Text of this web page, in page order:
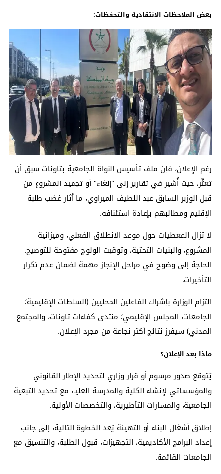
بعض الملاحظات الانتقادية والتحفظات:
رغم الإعلان، فإن ملف تأسيس النواة الجامعية بتاونات سبق أن
تعثّر، حيث أُشير في تقارير إلى “إلغاء” أو تجميد المشروع من
قبل الوزير السابق عبد اللطيف الميراوي، ما أثار غضب طلبة
الإقليم ومطالبهم بإعادة استئنافه.
لا تزال المعطيات حول موعد الانطلاق الفعلي، وميزانية
المشروع، والبنيات التحتية، وتوقيت الولوج مفتوحة للتوضيح.
الحاجة إلى وضوح في مراحل الإنجاز مهمة لضمان عدم تكرار
التأخيرات.
التزام الوزارة بإشراك الفاعلين المحليين (السلطات الإقليمية؛
الجامعات، المجلس الإقليمي؛ منتدى كفاءات تاونات، والمجتمع
المدني) سيفرز نتائج أكثر نجاعة من مجرد الإعلان.
ماذا بعد الإعلان؟
يُتوقع صدور مرسوم أو قرار وزاري لتحديد الإطار القانوني
والمؤسساتي لإنشاء الكلية والمدرسة العليا، مع تحديد التبعية
الجامعية، والمسارات التأطيرية، والتخصصات الأولية.
إطلاق أشغال البناء أو التهيئة يُعد الخطوة التالية، إلى جانب
إعداد البرامج الأكاديمية، التجهيزات، قبول الطلبة، والتنسيق مع
الجامعات القائمة.